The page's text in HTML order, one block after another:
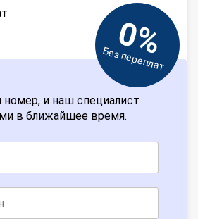
0%
Без переплат
номер, и наш специалист
в ближайшее время.